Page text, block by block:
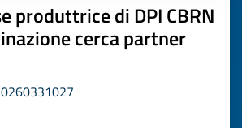
produttrice di DPI CBRN
cerca partner